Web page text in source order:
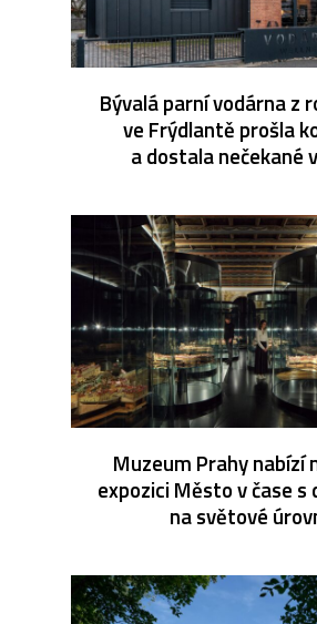
Bývalá parní vodárna z
ve Frýdlantě prošla
a dostala nečekané
Muzeum Prahy nabízí
expozici Město v čase s
na světové